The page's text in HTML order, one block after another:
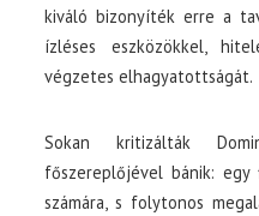
kiváló bizonyíték erre a
ízléses eszközökkel,
végzetes elhagyatottságát.
Sokan kritizálták
főszereplőjével bánik:
számára, s folytonos